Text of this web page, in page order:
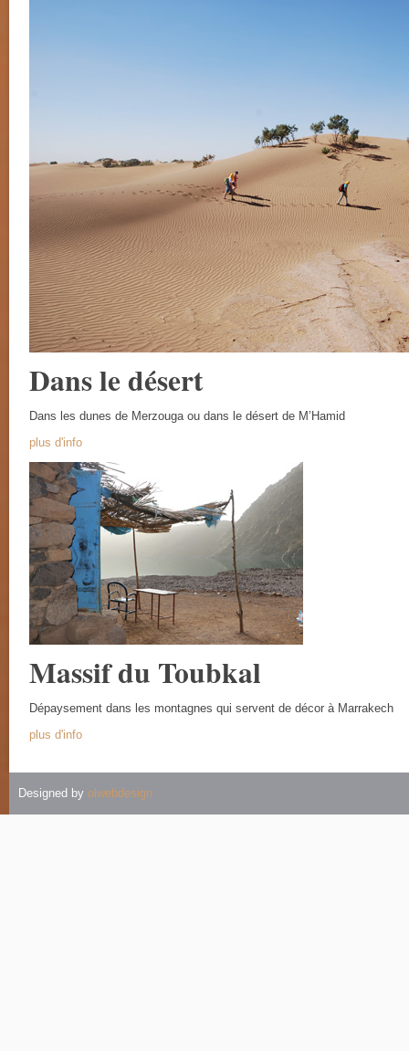
Dans le désert
Dans les dunes de Merzouga ou dans le désert de M’Hamid
plus d'info
Massif du Toubkal
Dépaysement dans les montagnes qui servent de décor à Marrakech
plus d'info
Designed by olwebdesign